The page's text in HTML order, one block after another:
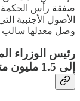
صفقة رأس
الأصول الأجنبية
وصل معدلها سالب 27 مليار دولار وتخطى اليوم 13 مليار دولار.
رئيس الوزراء
إلى 1.5 مليون متر مكعب يوميا